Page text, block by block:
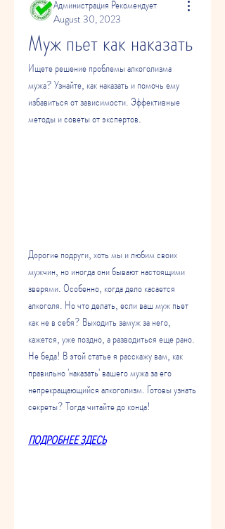
Администрация Рекомендует
August 30, 2023
Муж пьет как наказать
Ищете решение проблемы алкоголизма
мужа? Узнайте, как наказать и помочь ему
избавиться от зависимости. Эффективные
методы и советы от экспертов.
Дорогие подруги, хоть мы и любим своих
мужчин, но иногда они бывают настоящими
зверями. Особенно, когда дело касается
алкоголя. Но что делать, если ваш муж пьет
как не в себя? Выходить замуж за него,
кажется, уже поздно, а разводиться еще рано.
Не беда! В этой статье я расскажу вам, как
правильно 'наказать' вашего мужа за его
непрекращающийся алкоголизм. Готовы узнать
секреты? Тогда читайте до конца!
ПОДРОБНЕЕ ЗДЕСЬ